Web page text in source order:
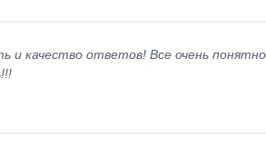
и качество ответов! Все очень